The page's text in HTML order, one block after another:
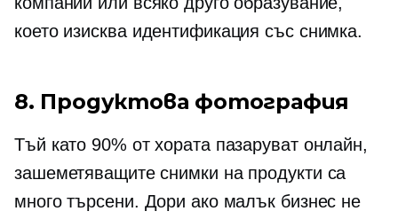
което изисква идентификация със снимка.
8. Продуктова фотография
Тъй като 90% от хората пазаруват онлайн,
зашеметяващите снимки на продукти са
много търсени. Дори ако малък бизнес не